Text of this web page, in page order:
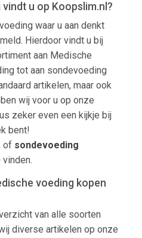
u op Koopslim.nl?
waar u aan denkt
Hierdoor vindt u bij
aan Medische
tot aan sondevoeding
artikelen, maar ook
wij voor u op onze
zeker even een kijkje bij
bent!
of sondevoeding
voeding kopen
van alle soorten
diverse artikelen op onze